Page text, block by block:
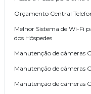
Orçamento Central
Melhor Sistema de Wi-Fi
dos Hóspedes
Manutenção de câmeras
Manutenção de câmeras
Manutenção de câmeras